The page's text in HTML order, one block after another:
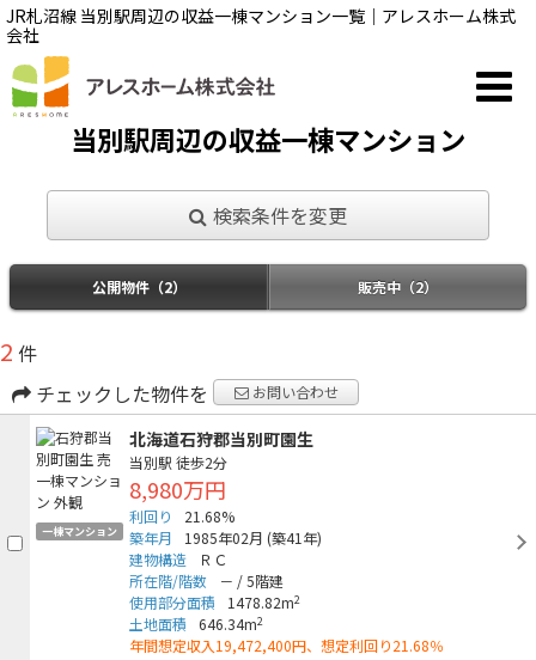
JR札沼線 当別駅周辺の収益一棟マンション一覧｜アレスホーム株式
会社
当別駅周辺の収益一棟マンション
検索条件を変更
公開物件（2） 販売中（2）
2 件
チェックした物件を
お問い合わせ
一棟マンション
北海道石狩郡当別町園生
当別駅 徒歩2分
8,980万円
利回り
21.68%
築年月
1985年02月 (築41年)
建物構造
ＲＣ
所在階/階数
－ /5階建
使用部分面積
1478.82m2
土地面積 646.34m2
年間想定収入19,472,400円、想定利回り21.68％